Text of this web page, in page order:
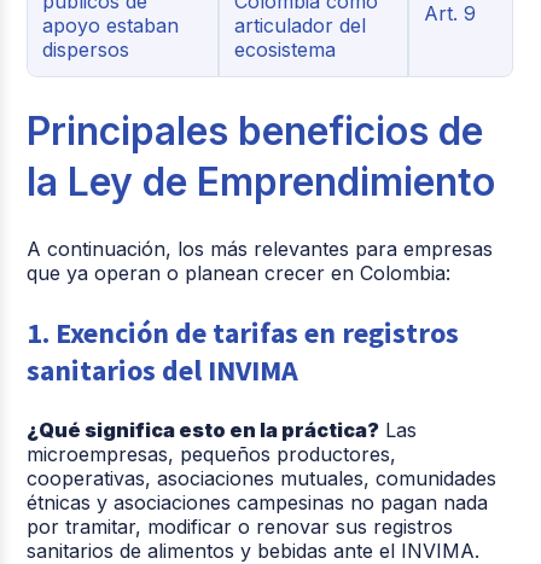
apoyo estaban
dispersos
articulador del
ecosistema
Art. 9
Principales beneficios de
la Ley de Emprendimiento
A continuación, los más relevantes para empresas
que ya operan o planean crecer en Colombia:
1. Exención de tarifas en registros
sanitarios del INVIMA
¿Qué significa esto en la práctica? Las
microempresas, pequeños productores,
cooperativas, asociaciones mutuales, comunidades
étnicas y asociaciones campesinas no pagan nada
por tramitar, modificar o renovar sus registros
sanitarios de alimentos y bebidas ante el INVIMA.